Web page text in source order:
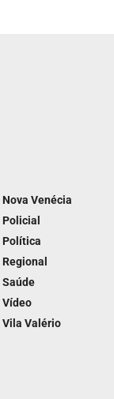
Nova Venécia
Policial
Política
Regional
Saúde
Vídeo
Vila Valério